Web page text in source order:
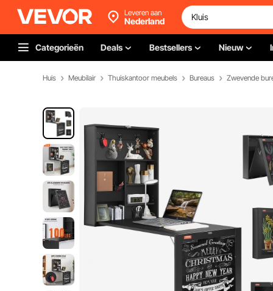
Leveren aan
Nederland
Categorieën Deals Bestsellers Nieuw
Huis Meubilair Thuiskantoor meubels Bureaus Zwevende